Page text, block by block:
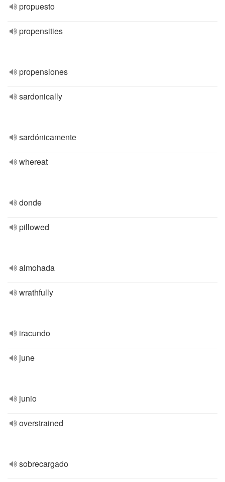
propuesto
propensities
propensiones
sardonically
sardónicamente
whereat
donde
pillowed
almohada
wrathfully
iracundo
june
junio
overstrained
sobrecargado